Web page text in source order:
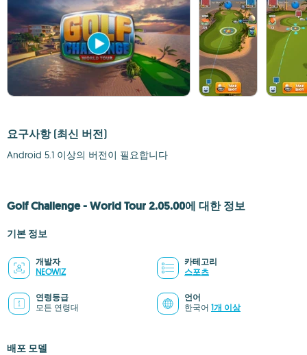
요구사항 (최신 버전)
Android 5.1 이상의 버전이 필요합니다
Golf Challenge - World Tour 2.05.00에 대한 정보
기본 정보
개발자
NEOWIZ
카테고리
스포츠
연령등급
모든 연령대
언어
한국어 1개 이상
배포 모델